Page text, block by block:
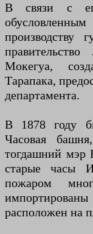
В связи с
Мокегуа,
Тарапака,
департамента.
В 1878 году
Часовая
тогдашний мэр
старые часы
пожаром
расположен на